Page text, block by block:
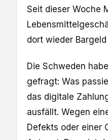
Seit dieser Woche
dort wieder
Die Schweden
gefragt: Was
das digitale
ausfällt. Wegen
Defekts oder einer